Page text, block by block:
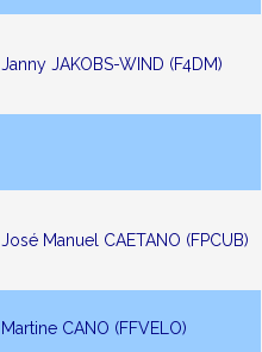
Janny JAKOBS-WIND (F4DM)
José Manuel CAETANO (FPCUB)
Martine CANO (FFVELO)